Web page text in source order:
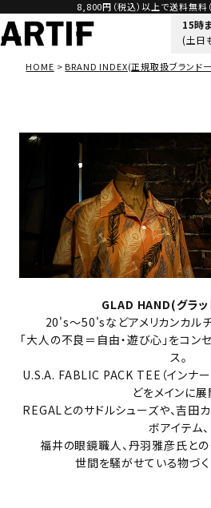
8,800円（税込）以上で送料無料
15時
(土日
HOME BRAND INDEX(正規取扱ブランド
GLAD HAND(グラッ
20's～50'sなどアメリカンカル
「大人の不良＝自由・遊び心」をコン
ス。
U.S.A. FABLIC PACK TEE（インナー
どをメインに展
REGALとのサドルシューズや、吉田
ボアイテム、
福井の眼鏡職人、丹羽雅彦氏と
世間を騒がせている物づく